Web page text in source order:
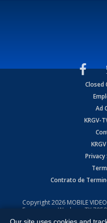
Closed
Ad
KRGV-
Contrato de
Copyright2026 MOBILE
Expressway, Weslaco, TX